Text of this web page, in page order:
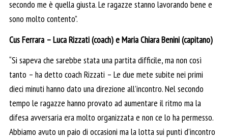
secondo me è quella giusta. Le ragazze stanno lavorando bene e
sono molto contento”.
Cus Ferrara – Luca Rizzati (coach) e Maria Chiara Benini (capitano)
“Si sapeva che sarebbe stata una partita difficile, ma non così
tanto – ha detto coach Rizzati – Le due mete subite nei primi
dieci minuti hanno dato una direzione all’incontro. Nel secondo
tempo le ragazze hanno provato ad aumentare il ritmo ma la
difesa avversaria era molto organizzata e non ce lo ha permesso.
Abbiamo avuto un paio di occasioni ma la lotta sui punti d’incontro